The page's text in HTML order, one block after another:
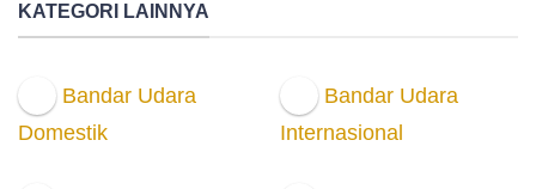
KATEGORI LAINNYA
Bandar Udara
Domestik
Bandar Udara
Internasional